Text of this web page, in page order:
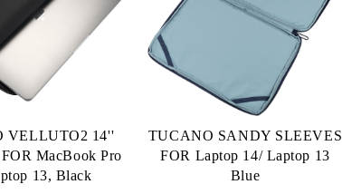
VELLUTO2 14''
MacBook Pro
13, Black
TUCANO SANDY SLEEVES
FOR Laptop 14/ Laptop 13
Blue